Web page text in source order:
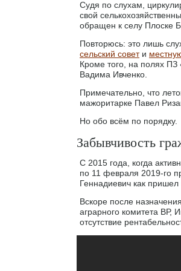
Судя по слухам,
свой
обращен к селу Плоске
Повторюсь: это лишь
сельский совети
Кроме того, на полях ПЗ
Вадима Ивченко.
Примечательно, что
мажоритарке Павел
Но обо всём по порядку.
Забывчивость
С 2015 года, когда
по 11 февраля 2019-го
Геннадиевич как
Вскоре после
аграрного комитета ВР,
отсутствие